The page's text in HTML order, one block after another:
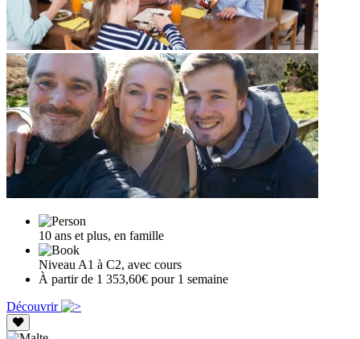
10 ans et plus, en famille
Niveau A1 à C2, avec cours
À partir de 1 353,60€ pour 1 semaine
Découvrir